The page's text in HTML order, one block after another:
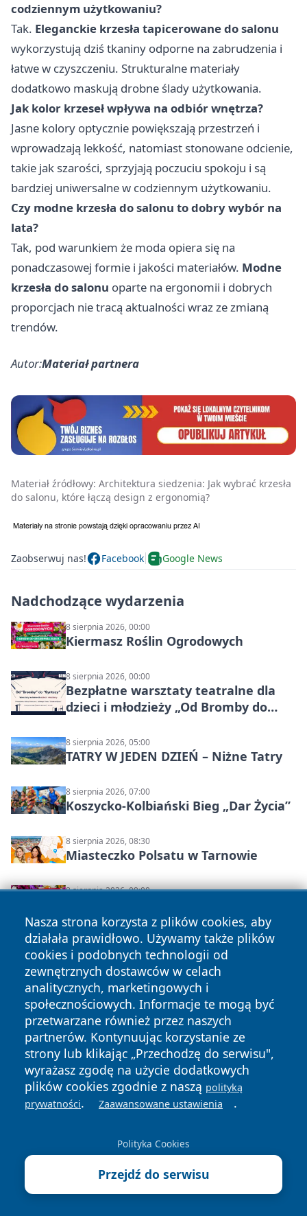
codziennym użytkowaniu?
Tak. Eleganckie krzesła tapicerowane do salonu
wykorzystują dziś tkaniny odporne na zabrudzenia i
łatwe w czyszczeniu. Strukturalne materiały
dodatkowo maskują drobne ślady użytkowania.
Jak kolor krzeseł wpływa na odbiór wnętrza?
Jasne kolory optycznie powiększają przestrzeń i
wprowadzają lekkość, natomiast stonowane odcienie,
takie jak szarości, sprzyjają poczuciu spokoju i są
bardziej uniwersalne w codziennym użytkowaniu.
Czy modne krzesła do salonu to dobry wybór na
lata?
Tak, pod warunkiem że moda opiera się na
ponadczasowej formie i jakości materiałów. Modne
krzesła do salonu oparte na ergonomii i dobrych
proporcjach nie tracą aktualności wraz ze zmianą
trendów.
Autor:Materiał partnera
Materiał źródłowy: Architektura siedzenia: Jak wybrać krzesła
do salonu, które łączą design z ergonomią?
Zaobserwuj nas! Facebook Google News
Nadchodzące wydarzenia
8 sierpnia 2026, 00:00
Kiermasz Roślin Ogrodowych
8 sierpnia 2026, 00:00
Bezpłatne warsztaty teatralne dla
dzieci i młodzieży „Od Bromby do
8 sierpnia 2026, 05:00
TATRY W JEDEN DZIEŃ – Niżne Tatry
8 sierpnia 2026, 07:00
Koszycko-Kolbiański Bieg „Dar Życia”
8 sierpnia 2026, 08:30
Miasteczko Polsatu w Tarnowie
8 sierpnia 2026, 09:00
ogrodowych w Tarnowie 2026
Kolejne wydarzenia
Ostatnie Artykuły
7 sierpnia 2026
Na jubileuszową Talię bilety wciąż
są dostępne. Finał wyprzedał się w
kilkanaście minut
7 sierpnia 2026
Rodzinna niedziela przy stawie.
Piaskówka
7 sierpnia 2026
TS Iskra II Tarnów poznała rywalki
w Małopolskim Pucharze Polski
Nasza strona korzysta z plików cookies, aby
działała prawidłowo. Używamy także plików
cookies i podobnych technologii od
zewnętrznych dostawców w celach
analitycznych, marketingowych i
społecznościowych. Informacje te mogą być
przetwarzane również przez naszych
partnerów. Kontynuując korzystanie ze
strony lub klikając „Przechodzę do serwisu",
wyrażasz zgodę na użycie dodatkowych
plików cookies zgodnie z naszą polityką
prywatności. Zaawansowane ustawienia .
Polityka Cookies
Przejdź do serwisu